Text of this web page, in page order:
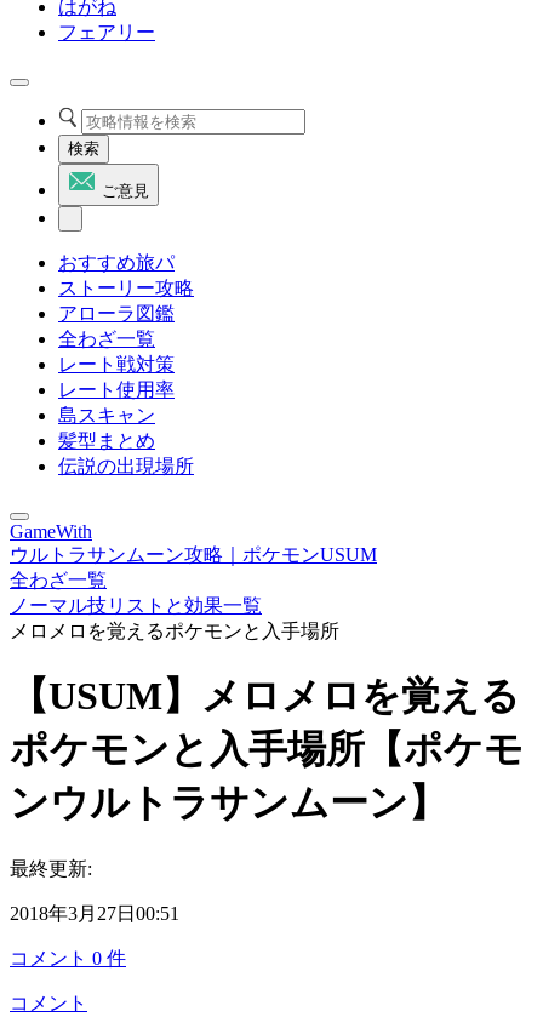
はがね
フェアリー
検索
ご意見
おすすめ旅パ
ストーリー攻略
アローラ図鑑
全わざ一覧
レート戦対策
レート使用率
島スキャン
髪型まとめ
伝説の出現場所
GameWith
ウルトラサンムーン攻略｜ポケモンUSUM
全わざ一覧
ノーマル技リストと効果一覧
メロメロを覚えるポケモンと入手場所
【USUM】メロメロを覚える
ポケモンと入手場所【ポケモ
ンウルトラサンムーン】
最終更新:
2018年3月27日00:51
コメント 0 件
コメント